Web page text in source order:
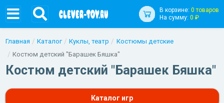
В корзине: 0 товаров
На сумму: 0 ₽
Главная Каталог Куклы, театр
Костюмы детские
Костюм детский "Барашек Бяшка"
Костюм детский "Барашек Бяшка"
Каталог игр